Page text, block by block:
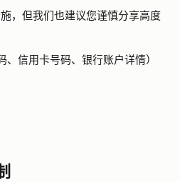
，但我们也建议您谨慎分享高度
信用卡号码、银行账户详情）